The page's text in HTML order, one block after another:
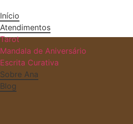
Início
Atendimentos
Tarot
Mandala de Aniversário
Escrita Curativa
Sobre Ana
Blog